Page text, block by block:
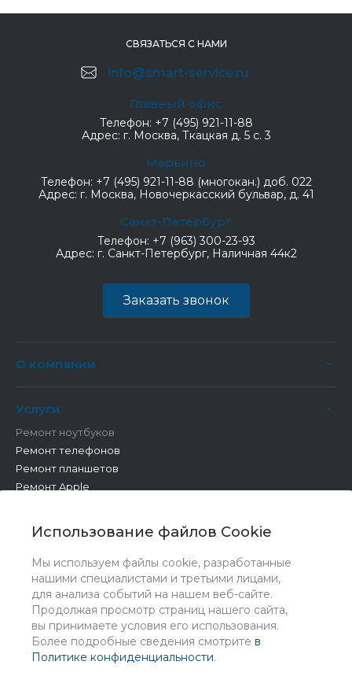
Использование файлов Cookie
Мы используем файлы cookie, разработанные
нашими специалистами и третьими лицами,
для анализа событий на нашем веб-сайте.
Продолжая просмотр страниц нашего сайта,
вы принимаете условия его использования.
Более подробные сведения смотрите в
Политике конфиденциальности.
СВЯЗАТЬСЯ С НАМИ
info@smart-service.ru
Главный офис
Телефон: +7 (495) 921-11-88
Адрес: г. Москва, Ткацкая д. 5 с. 3
Марьино
Телефон: +7 (495) 921-11-88 (многокан.) доб. 022
Адрес: г. Москва, Новочеркасский бульвар, д. 41
Санкт-Петербург
Телефон: +7 (963) 300-23-93
Адрес: г. Санкт-Петербург, Наличная 44к2
Заказать звонок
О компании
Услуги
Ремонт ноутбуков
Ремонт телефонов
Ремонт планшетов
Ремонт Apple